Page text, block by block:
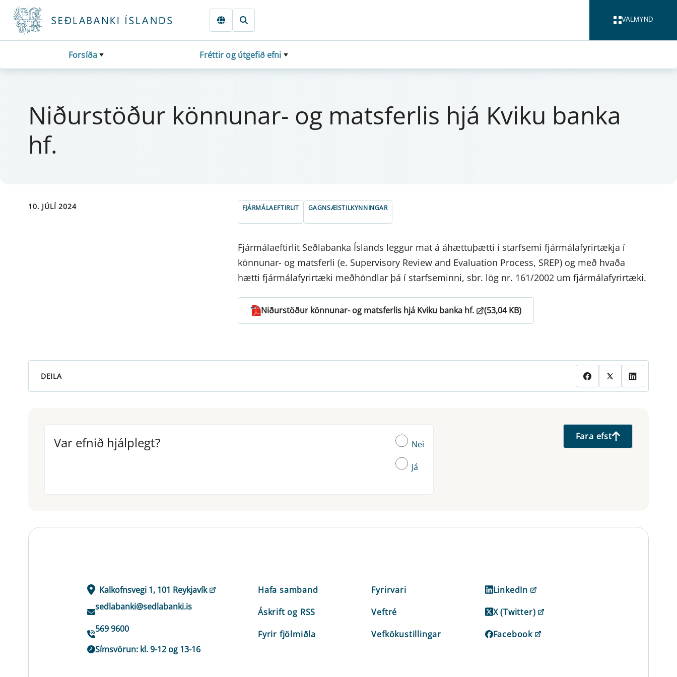
Fara beint í Meginmál
VALMYND
Forsíða Fréttir og útgefið efni
Niður­stöður könn­u­n­ar- og mats­f­erl­is hjá Kviku banka
hf.
10. JÚLÍ 2024 FJÁRMÁLAEFTIRLIT GAGNSÆISTILKYNNINGAR
Fjármálaeftirlit Seðlabanka Íslands leggur mat á áhættuþætti í starfsemi fjármálafyrirtækja í
könnunar- og matsferli (e. Supervisory Review and Evaluation Process, SREP) og með hvaða
hætti fjármálafyrirtæki meðhöndlar þá í starfseminni, sbr. lög nr. 161/2002 um fjármálafyrirtæki.
Niðurstöður könnunar- og matsferlis hjá Kviku banka hf. (53,04 KB)
DEILA
Var efnið hjálplegt?
Var efnið hjálplegt? Nei
Já
Fara efst
Kalkofnsvegi 1, 101 Reykjavík
sedlabanki@sedlabanki.is
569 9600
Símsvörun: kl. 9-12 og 13-16
Hafa samband
Áskrift og RSS
Fyrir fjölmiðla
Fyrirvari
Veftré
Vefkökustillingar
LinkedIn
X (Twitter)
Facebook